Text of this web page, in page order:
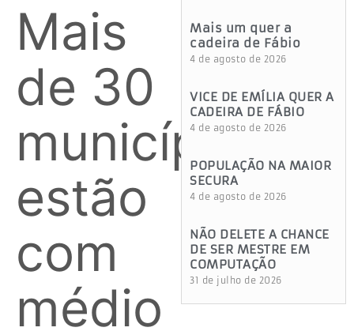
Mais
de 30
municípios
estão
com
médio
Mais um quer a
cadeira de Fábio
4 de agosto de 2026
VICE DE EMÍLIA QUER A
CADEIRA DE FÁBIO
4 de agosto de 2026
POPULAÇÃO NA MAIOR
SECURA
4 de agosto de 2026
NÃO DELETE A CHANCE
DE SER MESTRE EM
COMPUTAÇÃO
31 de julho de 2026